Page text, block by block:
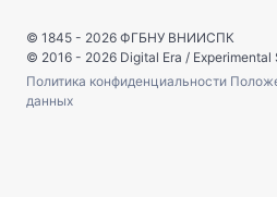
© 1845 - 2026 ФГБНУ ВНИИСПК
© 2016 - 2026 Digital Era / Experimental
Политика конфиденциальности
данных